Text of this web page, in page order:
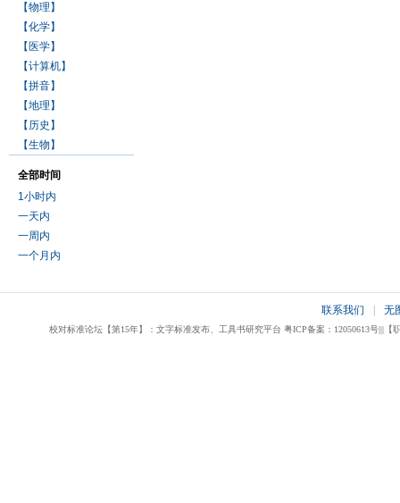
【物理】
【化学】
【医学】
【计算机】
【拼音】
【地理】
【历史】
【生物】
全部时间
1小时内
一天内
一周内
一个月内
联系我们 无
校对标准论坛【第15年】：文字标准发布、工具书研究平台 粤ICP备案：12050613号|||【